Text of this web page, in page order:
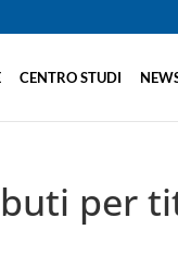
CENTRO STUDI
per